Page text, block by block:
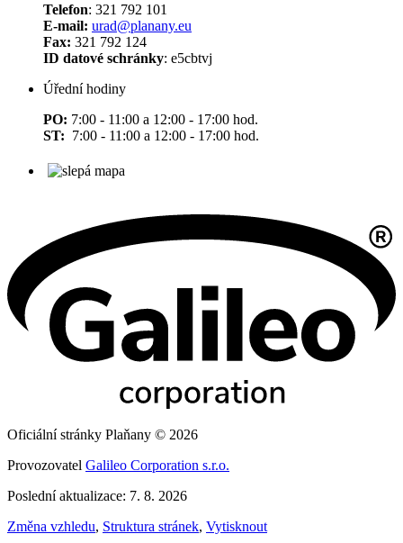
Telefon: 321 792 101
E-mail: urad@planany.eu
Fax: 321 792 124
ID datové schránky: e5cbtvj
Úřední hodiny
PO: 7:00 - 11:00 a 12:00 - 17:00 hod.
ST: 7:00 - 11:00 a 12:00 - 17:00 hod.
Oficiální stránky Plaňany © 2026
Provozovatel Galileo Corporation s.r.o.
Poslední aktualizace: 7. 8. 2026
Změna vzhledu, Struktura stránek, Vytisknout